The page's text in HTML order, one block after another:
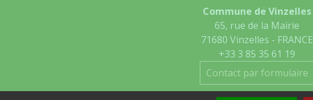
Commune de Vinzelles
65, rue de la Mairie
71680 Vinzelles - FRANCE
+33 3 85 35 61 19
Contact par formulaire